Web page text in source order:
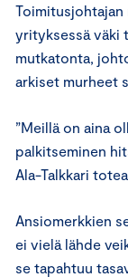
Toimitusjohtajan
yrityksessä väki
mutkatonta,
arkiset murheet
”Meillä on aina
palkitseminen
Ala-Talkkari
Ansiomerkkien
ei vielä lähde
se tapahtuu